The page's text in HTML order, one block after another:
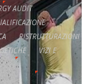
AUDIT
RISTRUTTURAZIONI
VIZI E